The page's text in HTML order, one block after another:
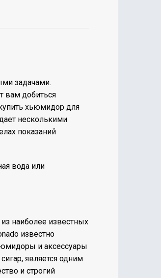
задачами.
вам добиться
хьюмидор для
несколькими
показаний
вода или
наиболее известных
известно
и аксессуары
является одним
и строгий